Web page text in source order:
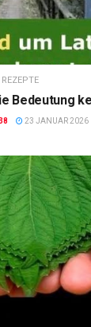
REZEPTE
Bedeutung
23 JANUAR 2026